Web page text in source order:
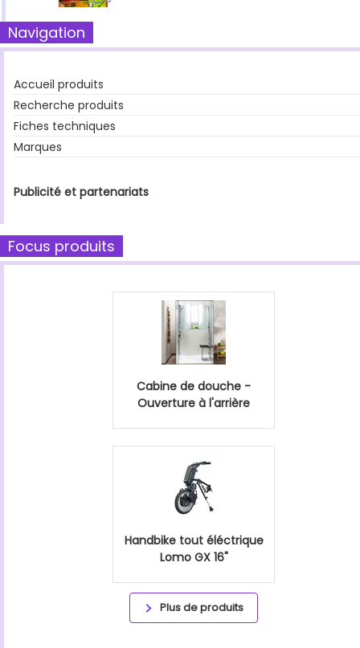
Navigation
Accueil produits
Recherche produits
Fiches techniques
Marques
Publicité et partenariats
Focus produits
Cabine de douche -
Ouverture à l'arrière
Handbike tout éléctrique
Lomo GX 16"
Plus de produits